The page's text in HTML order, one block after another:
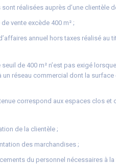
sont réalisées auprès d’une clientèle
de vente excède 400 m² ;
annuel hors taxes réalisé au
seuil de 400 m² n’est pas exigé
un réseau commercial dont la
correspond aux espaces clos et
de la clientèle ;
des marchandises ;
du personnel nécessaires à la